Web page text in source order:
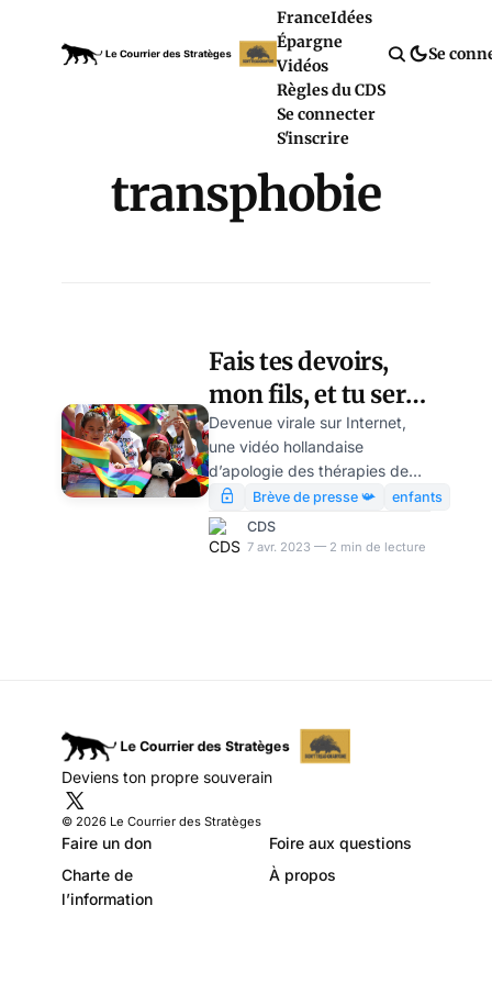
FranceIdées
Épargne
Vidéos
Règles du CDS
Se connecter
S'inscrire
Se
transphobie
Fais tes devoirs,
mon fils, et tu seras
un trans ! Par
Modeste Schwartz
Devenue virale sur Internet,
une vidéo hollandaise
d’apologie des thérapies de
réassignation (pardon : de «
lutte contre la transphobie »),
ciblant un public d’âge
Brève de presse 📯
enfants
CDS
7 avr. 2023 — 2 min de lecture
Deviens ton propre souverain
© 2026 Le Courrier des Stratèges
Faire un don
Foire aux questions
Charte de
l’information
À propos